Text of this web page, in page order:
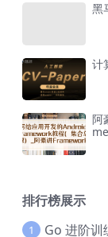
黑
计
阿
排行榜展示
1 Go 进阶训